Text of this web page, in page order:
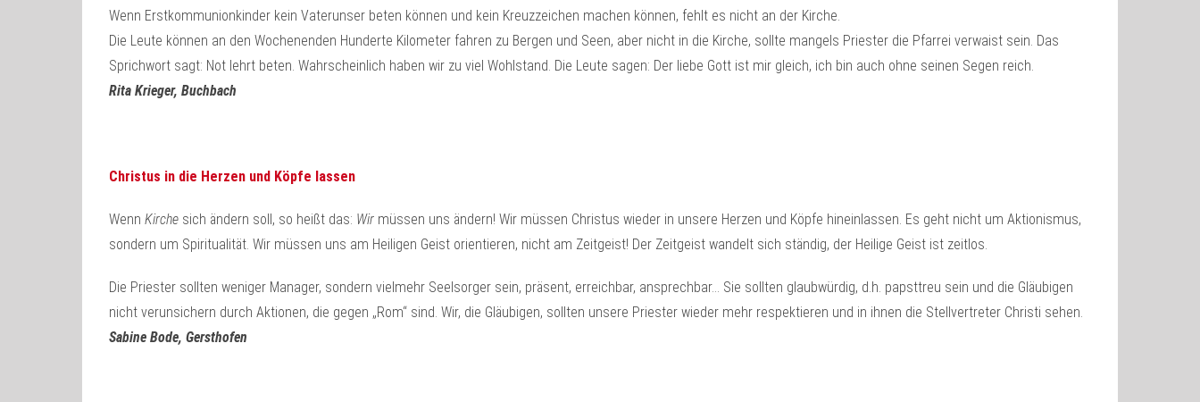
Wenn Erstkommunionkinder kein Vaterunser beten können und kein Kreuzzeichen machen können, fehlt es nicht an der Kirche.
Die Leute können an den Wochenenden Hunderte Kilometer fahren zu Bergen und Seen, aber nicht in die Kirche, sollte mangels Priester die Pfarrei verwaist sein. Das
Sprichwort sagt: Not lehrt beten. Wahrscheinlich haben wir zu viel Wohlstand. Die Leute sagen: Der liebe Gott ist mir gleich, ich bin auch ohne seinen Segen reich.
Rita Krieger, Buchbach
Christus in die Herzen und Köpfe lassen
Wenn Kirche sich ändern soll, so heißt das: Wir müssen uns ändern! Wir müssen Christus wieder in unsere Herzen und Köpfe hineinlassen. Es geht nicht um Aktionismus,
sondern um Spiritualität. Wir müssen uns am Heiligen Geist orientieren, nicht am Zeitgeist! Der Zeitgeist wandelt sich ständig, der Heilige Geist ist zeitlos.
Die Priester sollten weniger Manager, sondern vielmehr Seelsorger sein, präsent, erreichbar, ansprechbar… Sie sollten glaubwürdig, d.h. papsttreu sein und die Gläubigen
nicht verunsichern durch Aktionen, die gegen „Rom“ sind. Wir, die Gläubigen, sollten unsere Priester wieder mehr respektieren und in ihnen die Stellvertreter Christi sehen.
Sabine Bode, Gersthofen